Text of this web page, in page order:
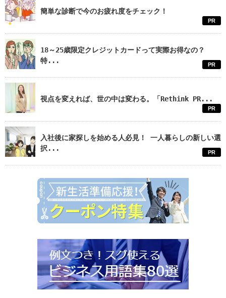
簡単な診断で今のお疲れ度をチェック！
PR
18～25歳限定クレジットカードって実際お得なの？
特...
PR
視点を変えれば、世の中は変わる。「Rethink PR...
PR
入社後に家探しを始める人必見！ 一人暮らしの新しい選
択...
PR